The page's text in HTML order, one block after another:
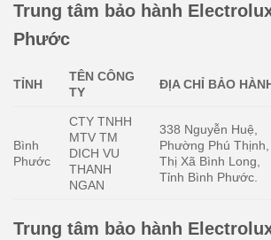
Trung tâm bảo hành
Phước
TỈNH
TÊN CÔNG
TY
ĐỊA CHỈ BẢO
Bình
Phước
CTY TNHH
MTV TM
DICH VU
THANH
NGAN
338 Nguyễn Huệ,
Phường Phú Thịnh,
Thị Xã Bình Long,
Tỉnh Bình Phước.
Trung tâm bảo hành